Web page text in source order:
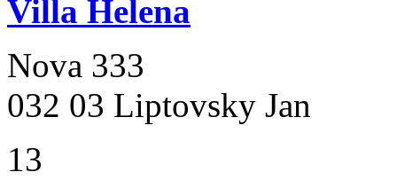
Villa Helena
Nova 333
032 03 Liptovsky Jan
13